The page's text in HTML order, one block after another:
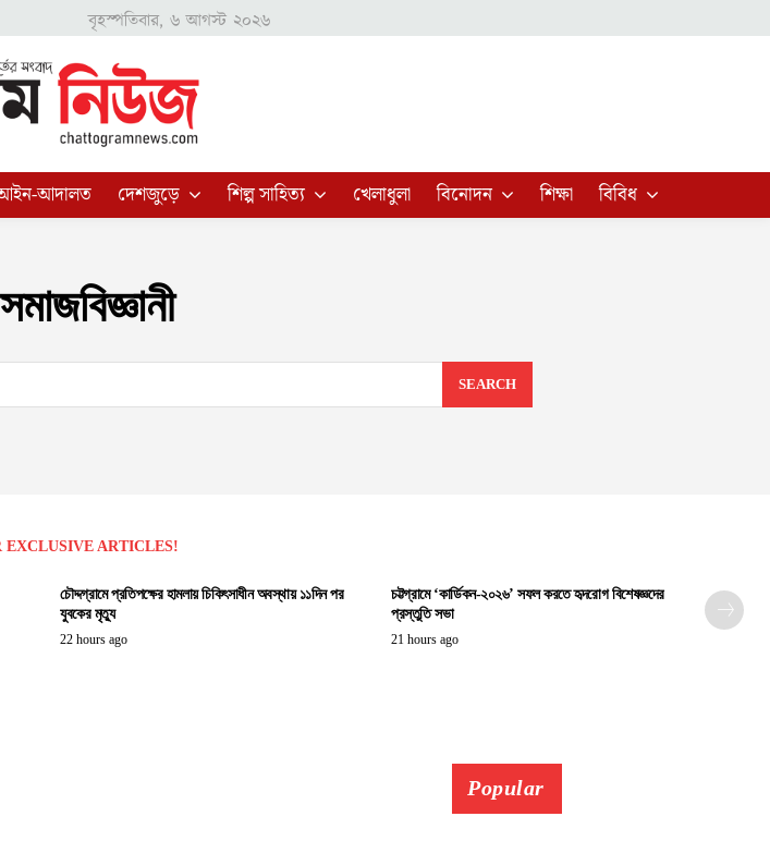
বৃহস্পতিবার, ৬ আগস্ট ২০২৬
আদালত দেশজুড়ে শিল্প সাহিত্য খেলাধুলা বিনোদন শিক্ষা বিবিধ
সমাজবিজ্ঞানী
SEARCH
EXCLUSIVE ARTICLES!
চৌদ্দগ্রামে প্রতিপক্ষের হামলায় চিকিৎসাধীন অবস্থায় ১১দিন পর
যুবকের মৃত্যু
22 hours ago
চট্টগ্রামে ‘কার্ডিকন-২০২৬’ সফল করতে হৃদরোগ বিশেষজ্ঞদের
প্রস্তুতি সভা
21 hours ago
Popular